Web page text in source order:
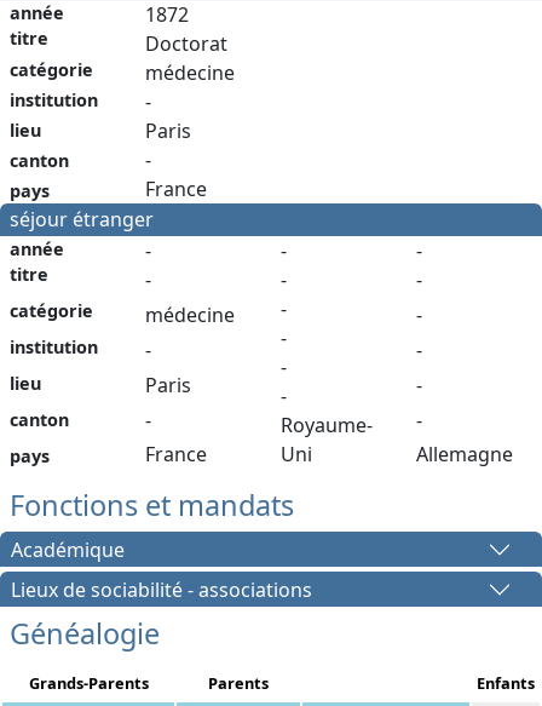
année
titre
catégorie
institution
lieu
canton
pays
1872
Doctorat
médecine
-
Paris
-
France
séjour étranger
année
titre
catégorie
institution
lieu
canton
pays
-
-
médecine
-
Paris
-
France
-
-
-
-
-
-
Royaume-
Uni
-
-
-
-
-
-
Allemagne
Fonctions et mandats
Académique
Lieux de sociabilité - associations
Généalogie
Grands-Parents Parents
Enfants